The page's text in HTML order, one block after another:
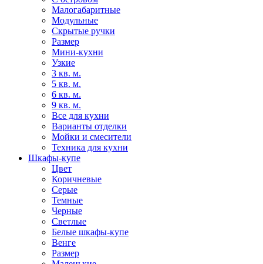
Малогабаритные
Модульные
Скрытые ручки
Размер
Мини-кухни
Узкие
3 кв. м.
5 кв. м.
6 кв. м.
9 кв. м.
Все для кухни
Варианты отделки
Мойки и смесители
Техника для кухни
Шкафы-купе
Цвет
Коричневые
Серые
Темные
Черные
Светлые
Белые шкафы-купе
Венге
Размер